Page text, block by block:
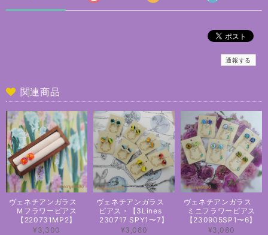
通報する
関連商品
ヴェネチアンガラス
Ｍフラワーピアス
【220731MP2】
¥3,300
ヴェネチアンガラス
ピアス・【3Lines
230717 SPY1〜7】
¥3,080
ヴェネチアンガラス
ミニフラワーピアス
【230905SP1〜6】
¥3,080